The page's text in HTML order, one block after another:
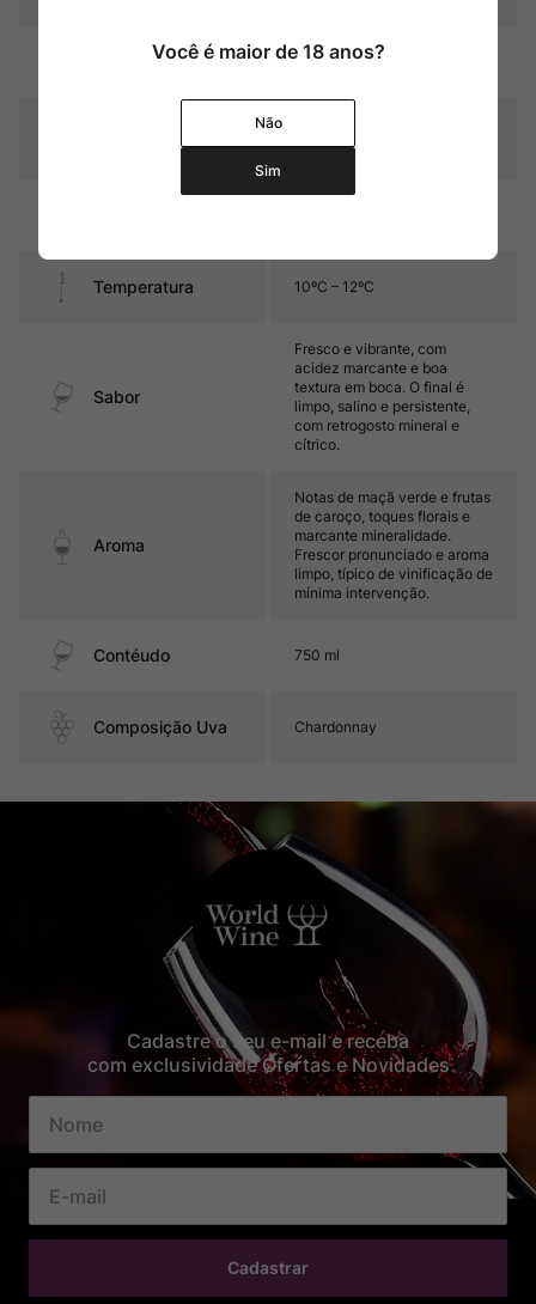
Dourado-palha com leves
Temperatura 10ºC – 12ºC
Sabor
Fresco e vibrante, com
acidez marcante e boa
textura em boca. O final é
limpo, salino e persistente,
com retrogosto mineral e
cítrico.
Aroma
Notas de maçã verde e frutas
de caroço, toques florais e
marcante mineralidade.
Frescor pronunciado e aroma
limpo, típico de vinificação de
mínima intervenção.
Contéudo 750 ml
Composição Uva Chardonnay
Cadastre o seu e-mail e receba
com exclusividade Ofertas e Novidades
Cadastrar
Você é maior de 18 anos?
Não
Sim